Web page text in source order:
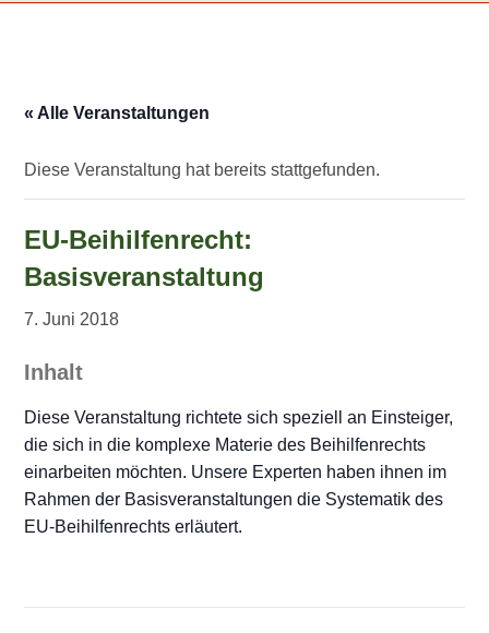
« Alle Veranstaltungen
Diese Veranstaltung hat bereits stattgefunden.
EU-Beihilfenrecht:
Basisveranstaltung
7. Juni 2018
Inhalt
Diese Veranstaltung richtete sich speziell an Einsteiger,
die sich in die komplexe Materie des Beihilfenrechts
einarbeiten möchten. Unsere Experten haben ihnen im
Rahmen der Basisveranstaltungen die Systematik des
EU-Beihilfenrechts erläutert.